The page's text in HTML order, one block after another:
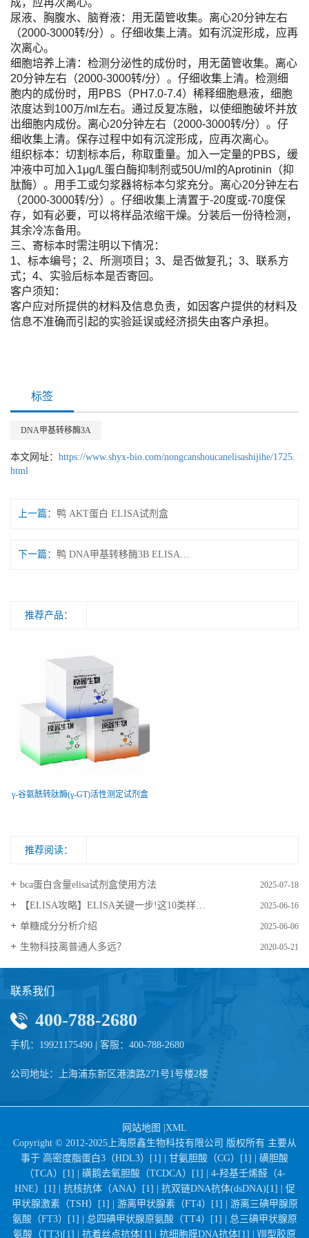
成，应再次离心。
尿液、胸腹水、脑脊液：用无菌管收集。离心20分钟左右
（2000-3000转/分）。仔细收集上清。如有沉淀形成，应再
次离心。
细胞培养上清：检测分泌性的成份时，用无菌管收集。离心
20分钟左右（2000-3000转/分）。仔细收集上清。检测细
胞内的成份时，用PBS（PH7.0-7.4）稀释细胞悬液，细胞
浓度达到100万/ml左右。通过反复冻融，以使细胞破坏并放
出细胞内成份。离心20分钟左右（2000-3000转/分）。仔
细收集上清。保存过程中如有沉淀形成，应再次离心。
组织标本：切割标本后，称取重量。加入一定量的PBS，缓
冲液中可加入1μg/L蛋白酶抑制剂或50U/ml的Aprotinin（抑
肽酶）。用手工或匀浆器将标本匀浆充分。离心20分钟左右
（2000-3000转/分）。仔细收集上清置于-20度或-70度保
存，如有必要，可以将样品浓缩干燥。分装后一份待检测，
其余冷冻备用。
三、寄标本时需注明以下情况：
1、标本编号；2、所测项目；3、是否做复孔；3、联系方
式；4、实验后标本是否寄回。
客户须知：
客户应对所提供的材料及信息负责，如因客户提供的材料及
信息不准确而引起的实验延误或经济损失由客户承担。
标签
DNA甲基转移酶3A
本文网址： https://www.shyx-bio.com/nongcanshoucanelisashijihe/1725.
html
上一篇： 鸭 AKT蛋白 ELISA试剂盒
下一篇： 鸭 DNA甲基转移酶3B ELISA试剂盒
推荐产品：
γ-谷氨酰转肽酶(γ-GT)活性测定试剂盒
推荐阅读：
bca蛋白含量elisa试剂盒使用方法 2025-07-18
【ELISA攻略】ELISA关键一步!这10类样品要如何处理? 2025-06-16
​单糖成分分析介绍 2025-06-06
生物科技离普通人多远？ 2020-05-21
联系我们
400-788-2680
手机：19921175490 | 客服：400-788-2680
公司地址：上海浦东新区港澳路271号1号楼2楼
网站地图 XML
Copyright © 2012-2025上海原鑫生物科技有限公司 版权所有 主要从
事于 高密度脂蛋白3（HDL3）[1] | 甘氨胆酸（CG）[1] | 磺胆酸
（TCA）[1] | 磺鹅去氧胆酸（TCDCA）[1] | 4-羟基壬烯醛（4-
HNE）[1] | 抗核抗体（ANA）[1] | 抗双链DNA抗体(dsDNA)[1] | 促
甲状腺激素（TSH）[1] | 游离甲状腺素（FT4）[1] | 游离三碘甲腺原
氨酸（FT3）[1] | 总四碘甲状腺原氨酸（TT4）[1] | 总三碘甲状腺原
氨酸（TT3)[1] | 抗着丝点抗体[1] | 抗细胞膜DNA抗体[1] | Ⅷ型胶原